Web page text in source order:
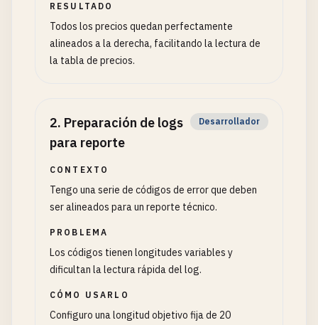
RESULTADO
Todos los precios quedan perfectamente
alineados a la derecha, facilitando la lectura de
la tabla de precios.
2. Preparación de logs
para reporte
Desarrollador
CONTEXTO
Tengo una serie de códigos de error que deben
ser alineados para un reporte técnico.
PROBLEMA
Los códigos tienen longitudes variables y
dificultan la lectura rápida del log.
CÓMO USARLO
Configuro una longitud objetivo fija de 20